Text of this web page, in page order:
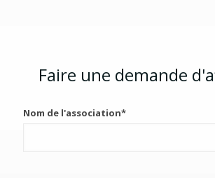
Faire une demande
Nom de l'association*